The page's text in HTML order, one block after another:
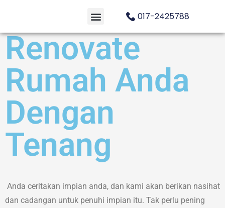
017-2425788
Renovate
Rumah Anda
Dengan
Tenang
Anda ceritakan impian anda, dan kami akan berikan nasihat
dan cadangan untuk penuhi impian itu. Tak perlu pening